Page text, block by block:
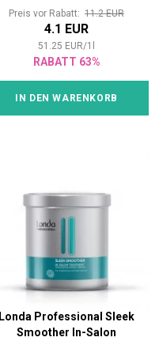
Preis vor Rabatt: 11.2 EUR
4.1 EUR
51.25 EUR/1
RABATT 63%
IN DEN WARENKORB
Londa Professional Sleek
Smoother In-Salon